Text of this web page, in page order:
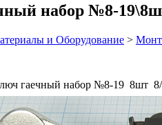
набор №8-
и Оборудование >
гаечный набор №8-19 8шт